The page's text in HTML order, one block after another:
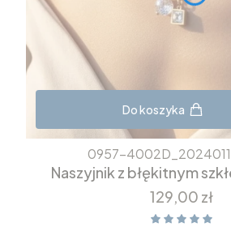
Do koszyka
0957-
Naszyjnik z błękitnym
Cena
129,00 zł